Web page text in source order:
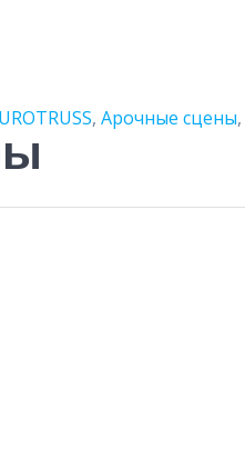
, Арочные сцены,